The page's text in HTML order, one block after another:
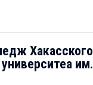
Хакасского
им.